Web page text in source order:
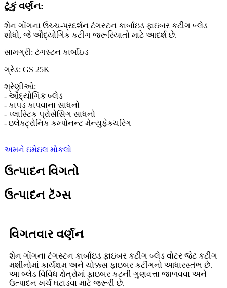
ટૂંકું વર્ણન:
શેન ગોંગના ઉચ્ચ-પ્રદર્શન ટંગસ્ટન કાર્બાઇડ ફાઇબર કટીંગ બ્લેડ
શોધો, જે ઔદ્યોગિક કટીંગ જરૂરિયાતો માટે આદર્શ છે.
સામગ્રી: ટંગસ્ટન કાર્બાઇડ
ગ્રેડ: GS 25K
શ્રેણીઓ:
- ઔદ્યોગિક બ્લેડ
- કાપડ કાપવાના સાધનો
- પ્લાસ્ટિક પ્રોસેસિંગ સાધનો
- ઇલેક્ટ્રોનિક કમ્પોનન્ટ મેન્યુફેક્ચરિંગ
અમને ઇમેઇલ મોકલો
ઉત્પાદન વિગતો
ઉત્પાદન ટૅગ્સ
વિગતવાર વર્ણન
શેન ગોંગના ટંગસ્ટન કાર્બાઇડ ફાઇબર કટીંગ બ્લેડ વોટર જેટ કટીંગ
મશીનોમાં કાર્યક્ષમ અને ચોક્કસ ફાઇબર કટીંગનો આધારસ્તંભ છે.
આ બ્લેડ વિવિધ ક્ષેત્રોમાં ફાઇબર કટની ગુણવત્તા જાળવવા અને
ઉત્પાદન ખર્ચ ઘટાડવા માટે જરૂરી છે.